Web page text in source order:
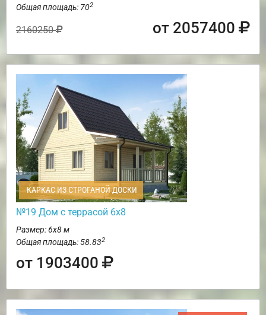
Общая площадь: 702
2160250 от 2057400
КАРКАС ИЗ СТРОГАНОЙ ДОСКИ
№19 Дом с террасой 6х8
Размер: 6х8 м
Общая площадь: 58.832
от 1903400